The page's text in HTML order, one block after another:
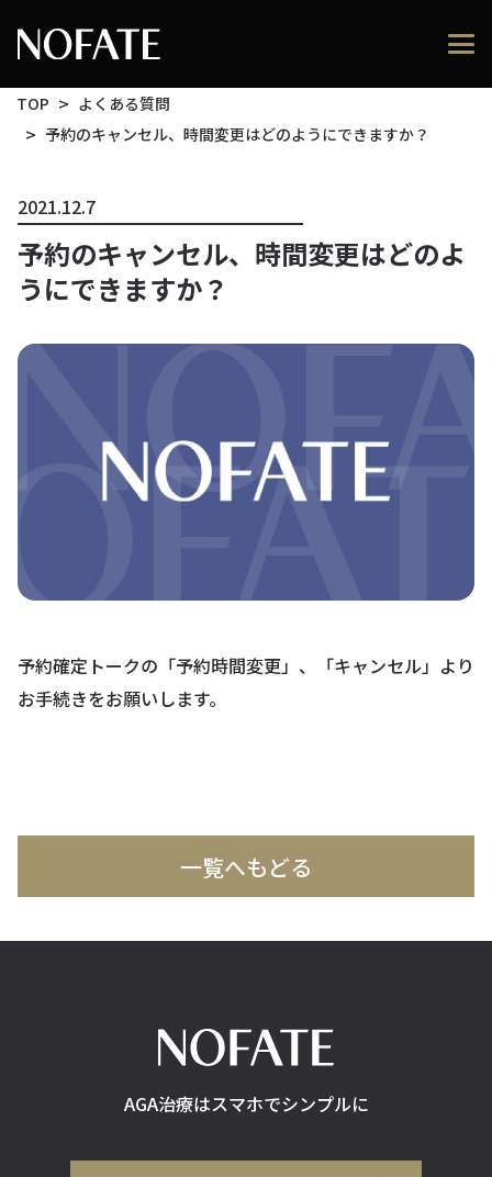
TOP
よくある質問
予約のキャンセル、時間変更はどのようにできますか？
2021.12.7
予約のキャンセル、時間変更はどのよ
うにできますか？
予約確定トークの「予約時間変更」、「キャンセル」より
お手続きをお願いします。
一覧へもどる
AGA治療はスマホでシンプルに